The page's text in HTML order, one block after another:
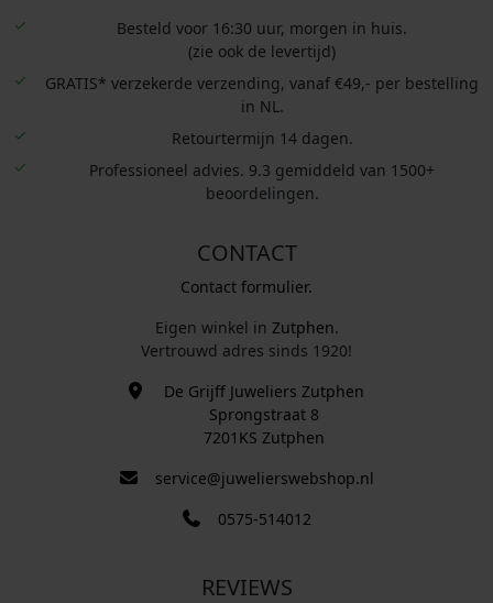
Besteld voor 16:30 uur, morgen in huis.
(zie ook de levertijd)
GRATIS* verzekerde verzending, vanaf €49,- per bestelling
in NL.
Retourtermijn 14 dagen.
Professioneel advies. 9.3 gemiddeld van 1500+
beoordelingen.
CONTACT
Contact formulier.
Eigen winkel in Zutphen.
Vertrouwd adres sinds 1920!
De Grijff Juweliers Zutphen
Sprongstraat 8
7201KS Zutphen
service@juwelierswebshop.nl
0575-514012
REVIEWS